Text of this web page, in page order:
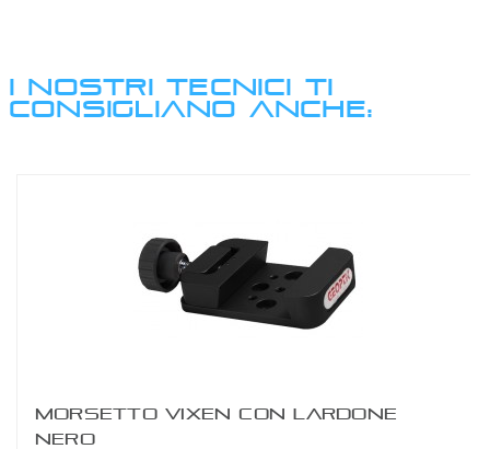
I NOSTRI TECNICI TI
CONSIGLIANO ANCHE:
MORSETTO VIXEN CON LARDONE
NERO